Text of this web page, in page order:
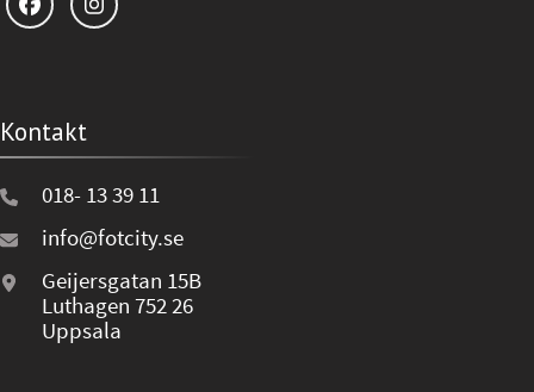
Kontakt
018- 13 39 11
info@fotcity.se
Geijersgatan 15B
Luthagen 752 26
Uppsala